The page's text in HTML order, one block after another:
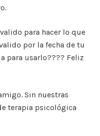
para hacer lo que
por la fecha de tu
para usarlo???? Feliz
Sin nuestras
terapia psicológica